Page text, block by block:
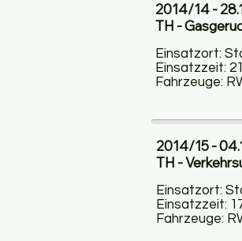
2014/14 -
TH -
Einsatzort:
Einsatzzeit:
Fahrzeuge:
2014/15 -
TH -
Einsatzort:
Einsatzzeit:
Fahrzeuge: